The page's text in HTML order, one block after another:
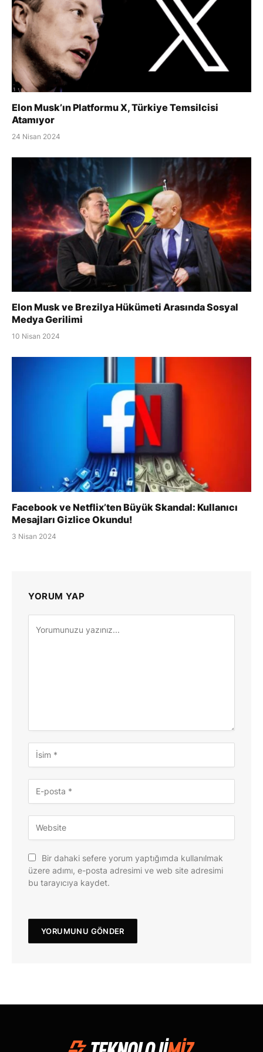
Elon Musk’ın Platformu X, Türkiye Temsilcisi
Atamıyor
24 Nisan 2024
Elon Musk ve Brezilya Hükümeti Arasında Sosyal
Medya Gerilimi
10 Nisan 2024
Facebook ve Netflix’ten Büyük Skandal: Kullanıcı
Mesajları Gizlice Okundu!
3 Nisan 2024
YORUM YAP
Bir dahaki sefere yorum yaptığımda kullanılmak
üzere adımı, e-posta adresimi ve web site adresimi
bu tarayıcıya kaydet.